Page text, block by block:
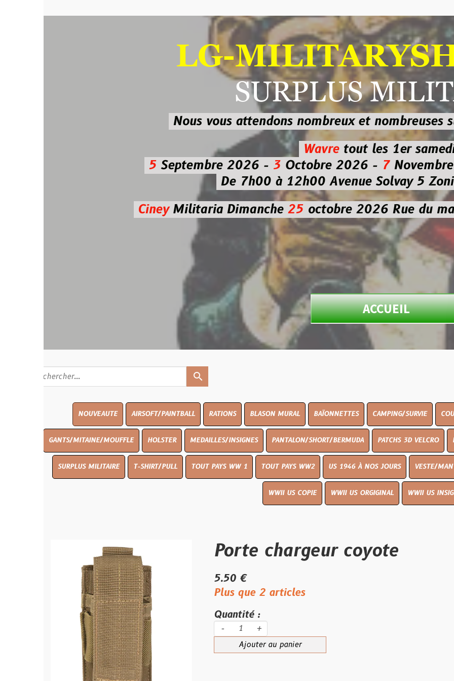
LG-
SURPLUS
Nous vous attendons nombreux et nombreusessur les
Wavre
tout les 1er samedi
Septembre 2026 -3Octobre 2026 - 7Novembre 2026
De 7h00 à 12h00 Avenue Solvay 5 Zoning
MilitariaDimanche25octobre 2026Rue du marché
ACCUEIL
AIRSOFT/PAINTBALL RATIONS BLASON MURAL BAÏONNETTES CAMPING/SURVIE COUTELLERIE
GANTS/MITAINE/MOUFFLE HOLSTER MEDAILLES/INSIGNES PANTALON/SHORT/BERMUDA PATCHS 3D VELCRO PEINTURE
SURPLUS MILITAIRE T-SHIRT/PULL TOUT PAYS WW 1 TOUT PAYS WW2 US 1946 À NOS JOURS VESTE/MANTEAU
WWII US COPIE WWII US ORGIGINAL WWII US INSIGNES
Porte chargeur coyote
Plus que 2 articles
Quantité :
Ajouter au panier